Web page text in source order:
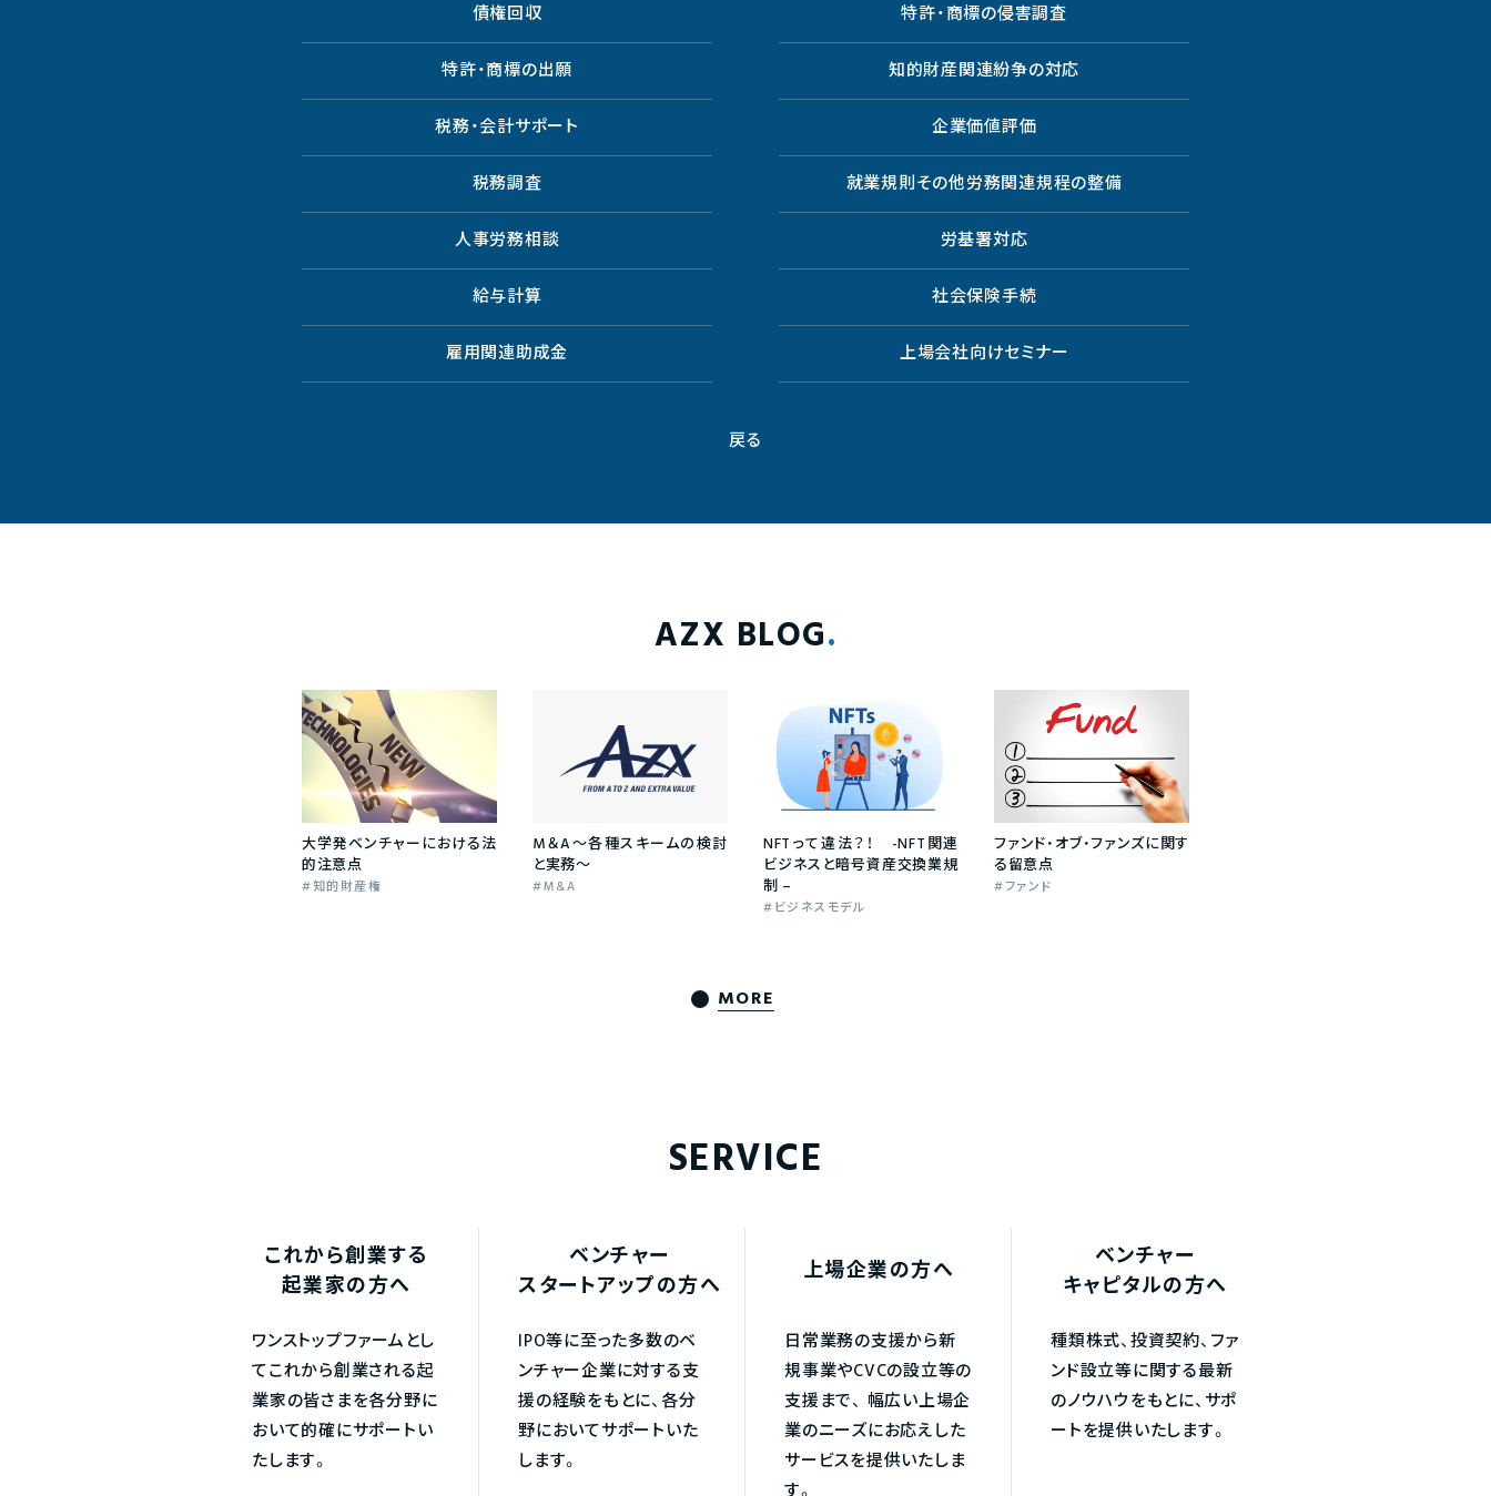
債権回収 特許・商標の侵害調査
特許・商標の出願 知的財産関連紛争の対応
税務・会計サポート 企業価値評価
税務調査 就業規則その他労務関連規程の整備
人事労務相談 労基署対応
給与計算 社会保険手続
雇用関連助成金 上場会社向けセミナー
戻る
AZX BLOG
大学発ベンチャーにおける法
的注意点
知的財産権
M＆A〜各種スキームの検討
と実務〜
M&A
NFTって違法？！ -NFT関連
ビジネスと暗号資産交換業規
制 –
ビジネスモデル
ファンド・オブ・ファンズに関す
る留意点
ファンド
MORE
SERVICE
これから創業する
起業家の方へ
ワンストップファームとし
てこれから創業される起
業家の皆さまを各分野に
おいて的確にサポートい
たします。
ベンチャー
スタートアップの方へ
IPO等に至った多数のベ
ンチャー企業に対する支
援の経験をもとに、各分
野においてサポートいた
します。
上場企業の方へ
日常業務の支援から新
規事業やCVCの設立等の
支援まで、 幅広い上場企
業のニーズにお応えした
サービスを提供いたしま
ベンチャー
キャピタルの方へ
種類株式、投資契約、ファ
ンド設立等に関する最新
のノウハウをもとに、サポ
ートを提供いたします。